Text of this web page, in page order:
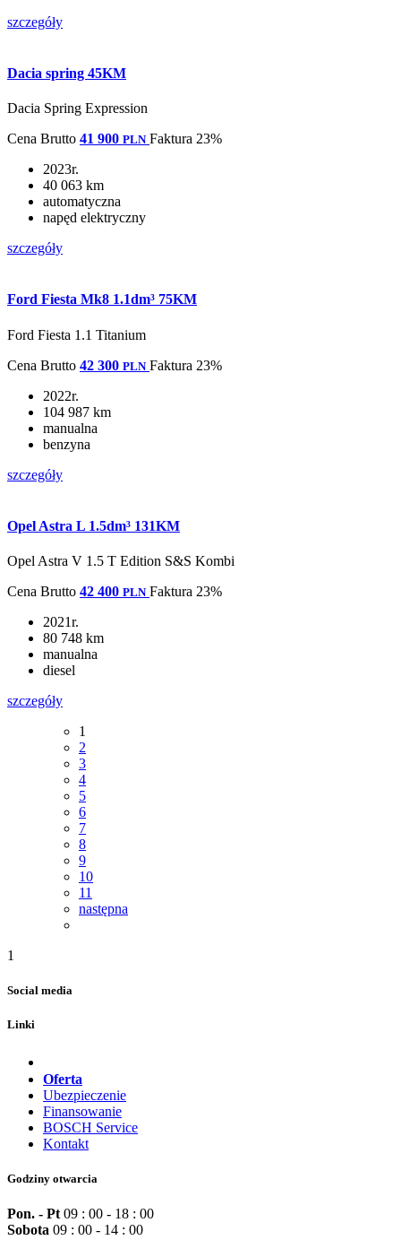
szczegóły
Dacia spring 45KM
Dacia Spring Expression
Cena Brutto 41 900 PLN Faktura 23%
2023r.
40 063 km
automatyczna
napęd elektryczny
szczegóły
Ford Fiesta Mk8 1.1dm³ 75KM
Ford Fiesta 1.1 Titanium
Cena Brutto 42 300 PLN Faktura 23%
2022r.
104 987 km
manualna
benzyna
szczegóły
Opel Astra L 1.5dm³ 131KM
Opel Astra V 1.5 T Edition S&S Kombi
Cena Brutto 42 400 PLN Faktura 23%
2021r.
80 748 km
manualna
diesel
szczegóły
1
2
3
4
5
6
7
8
9
10
11
następna
1
Social media
Linki
Oferta
Ubezpieczenie
Finansowanie
BOSCH Service
Kontakt
Godziny otwarcia
Pon. - Pt 09 : 00 - 18 : 00
Sobota 09 : 00 - 14 : 00